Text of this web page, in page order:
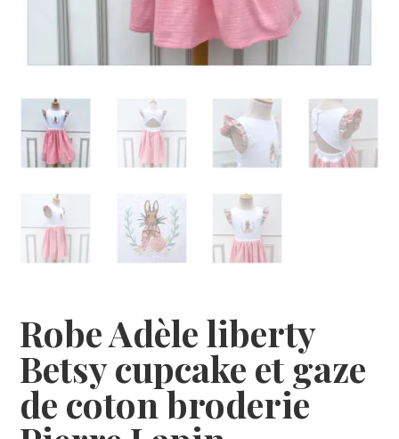
Robe Adèle liberty
Betsy cupcake et gaze
de coton broderie